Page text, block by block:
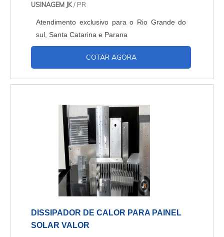
USINAGEM JK/ PR
Atendimento exclusivo para o Rio Grande do
sul, Santa Catarina e Parana
COTAR AGORA
DISSIPADOR DE CALOR PARA PAINEL
SOLAR VALOR